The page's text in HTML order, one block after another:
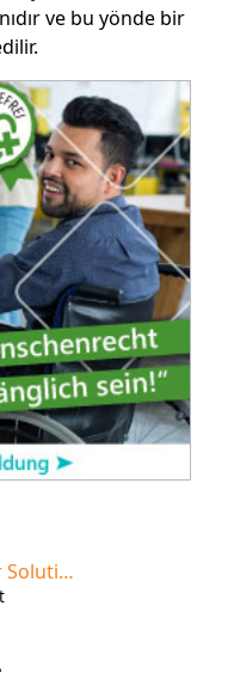
ve bu yönde bir
Heinrich & Reuter Solutions GmbH